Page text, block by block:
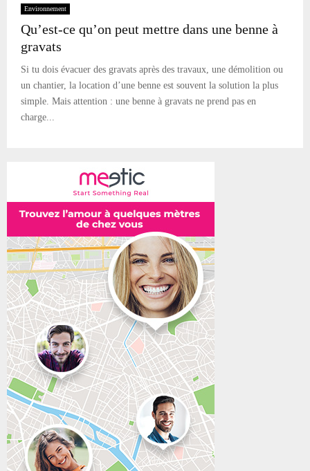
Environnement
Qu’est-ce qu’on peut mettre dans une benne à
gravats
Si tu dois évacuer des gravats après des travaux, une démolition ou
un chantier, la location d’une benne est souvent la solution la plus
simple. Mais attention : une benne à gravats ne prend pas en
charge...